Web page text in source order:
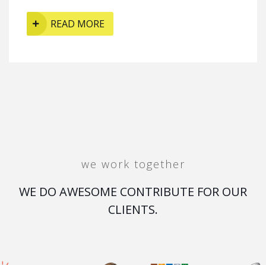
READ MORE
we work together
WE DO AWESOME CONTRIBUTE FOR OUR
CLIENTS.